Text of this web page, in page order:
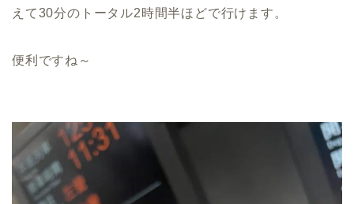
えて30分のトータル2時間半ほどで行けます。
便利ですね～